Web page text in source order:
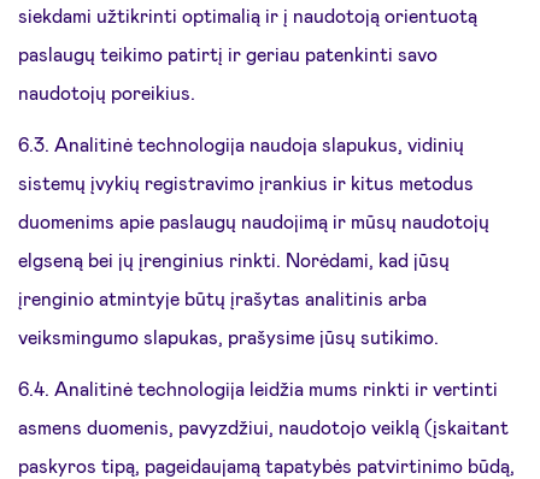
siekdami užtikrinti optimalią ir į naudotoją orientuotą
paslaugų teikimo patirtį ir geriau patenkinti savo
naudotojų poreikius.
6.3. Analitinė technologija naudoja slapukus, vidinių
sistemų įvykių registravimo įrankius ir kitus metodus
duomenims apie paslaugų naudojimą ir mūsų naudotojų
elgseną bei jų įrenginius rinkti. Norėdami, kad jūsų
įrenginio atmintyje būtų įrašytas analitinis arba
veiksmingumo slapukas, prašysime jūsų sutikimo.
6.4. Analitinė technologija leidžia mums rinkti ir vertinti
asmens duomenis, pavyzdžiui, naudotojo veiklą (įskaitant
paskyros tipą, pageidaujamą tapatybės patvirtinimo būdą,